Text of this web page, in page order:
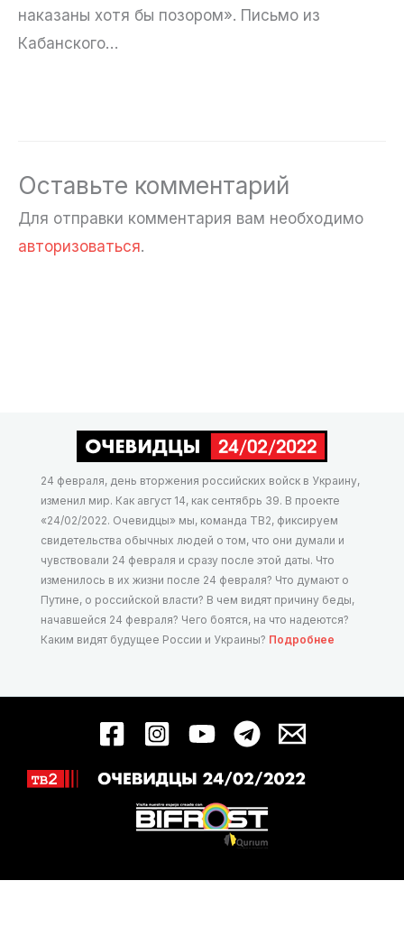
наказаны хотя бы позором». Письмо из
Кабанского…
Оставьте комментарий
Для отправки комментария вам необходимо
авторизоваться.
24 февраля, день вторжения российских войск в Украину,
изменил мир. Как август 14, как сентябрь 39. В проекте
«24/02/2022. Очевидцы» мы, команда ТВ2, фиксируем
свидетельства обычных людей о том, что они думали и
чувствовали 24 февраля и сразу после этой даты. Что
изменилось в их жизни после 24 февраля? Что думают о
Путине, о российской власти? В чем видят причину беды,
начавшейся 24 февраля? Чего боятся, на что надеются?
Каким видят будущее России и Украины? Подробнее